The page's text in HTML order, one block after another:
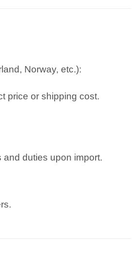
Norway, etc.):
price or shipping cost.
duties upon import.